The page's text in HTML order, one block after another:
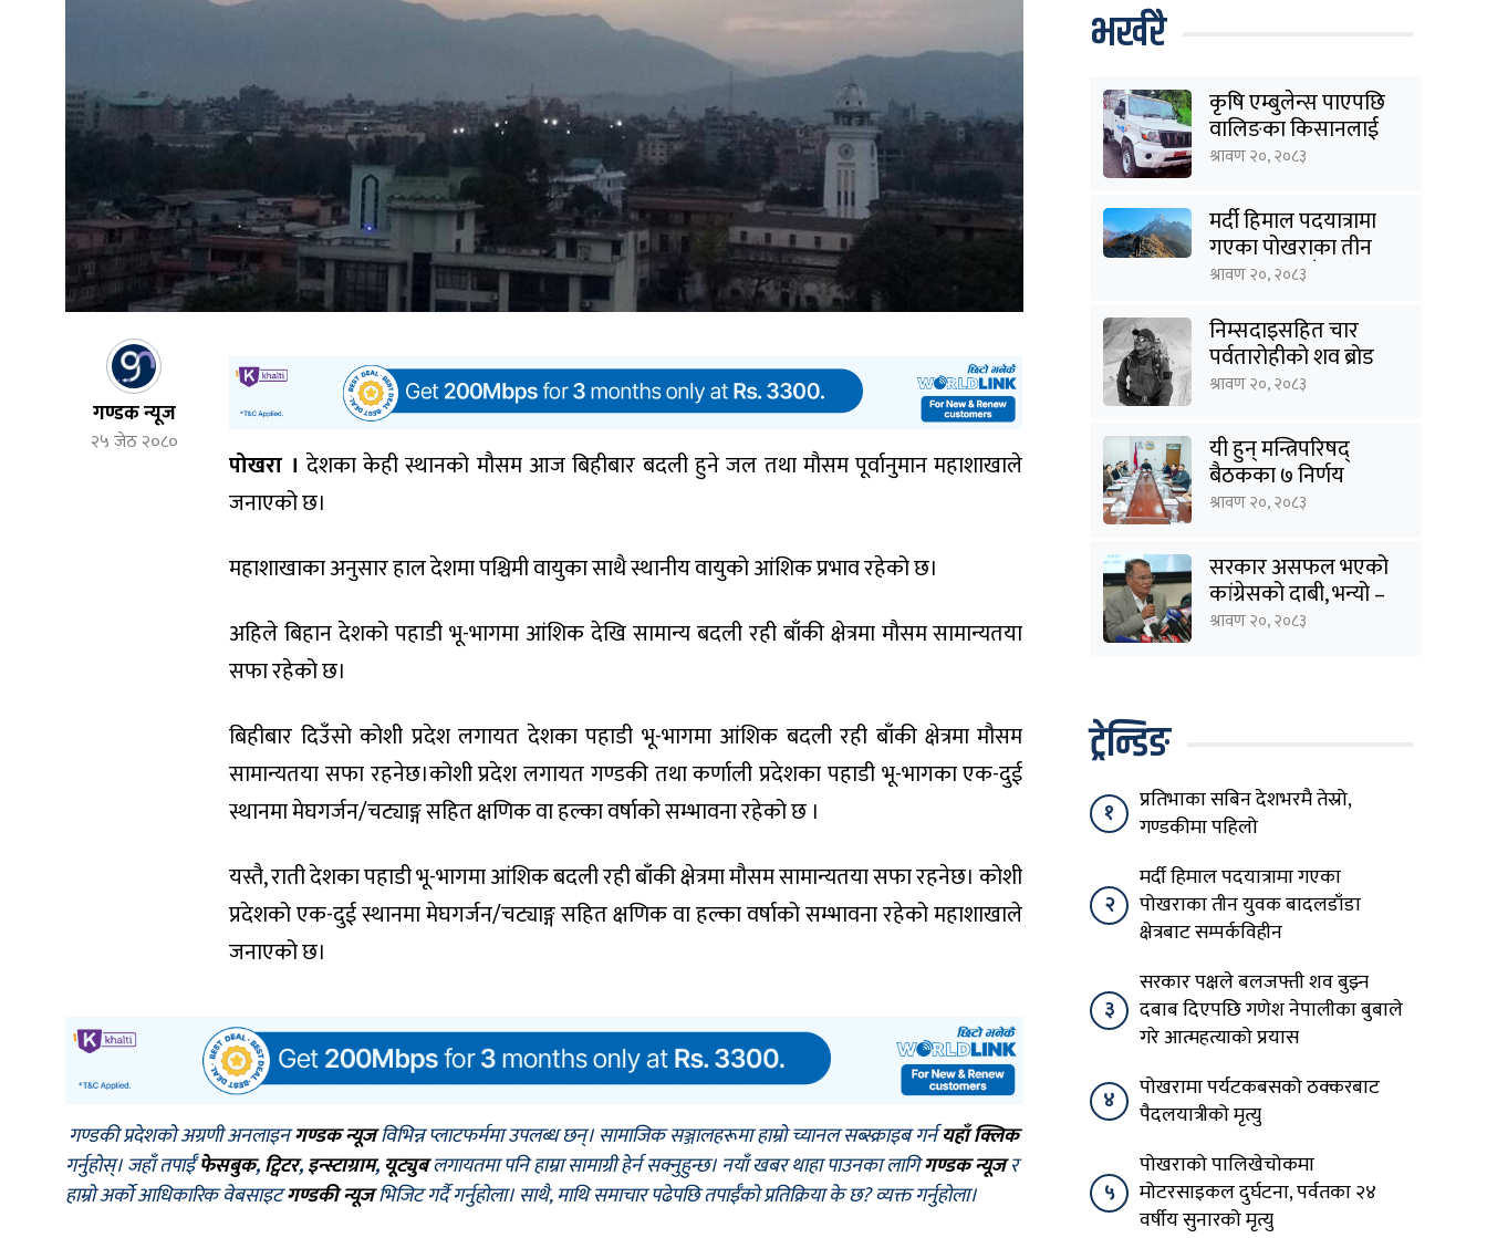
गण्डक न्यूज
२५ जेठ २०८०
पोखरा । देशका केही स्थानको मौसम आज बिहीबार बदली हुने जल तथा मौसम पूर्वानुमान महाशाखाले
जनाएको छ।
महाशाखाका अनुसार हाल देशमा पश्चिमी वायुका साथै स्थानीय वायुको आंशिक प्रभाव रहेको छ।
अहिले बिहान देशको पहाडी भू-भागमा आंशिक देखि सामान्य बदली रही बाँकी क्षेत्रमा मौसम सामान्यतया
सफा रहेको छ।
बिहीबार दिउँसो कोशी प्रदेश लगायत देशका पहाडी भू-भागमा आंशिक बदली रही बाँकी क्षेत्रमा मौसम
सामान्यतया सफा रहनेछ।कोशी प्रदेश लगायत गण्डकी तथा कर्णाली प्रदेशका पहाडी भू-भागका एक-दुई
स्थानमा मेघगर्जन/चट्याङ्ग सहित क्षणिक वा हल्का वर्षाको सम्भावना रहेको छ ।
यस्तै, राती देशका पहाडी भू-भागमा आंशिक बदली रही बाँकी क्षेत्रमा मौसम सामान्यतया सफा रहनेछ। कोशी
प्रदेशको एक-दुई स्थानमा मेघगर्जन/चट्याङ्ग सहित क्षणिक वा हल्का वर्षाको सम्भावना रहेको महाशाखाले
जनाएको छ।
गण्डकी प्रदेशको अग्रणी अनलाइनगण्डक न्यूजविभिन्न प्लाटफर्ममा उपलब्ध छन्। सामाजिक सञ्जालहरूमा हाम्रो च्यानल सब्स्क्राइब गर्नयहाँ क्लिक
गर्नुहोस्। जहाँ तपाईँफेसबुक,ट्विटर,इन्स्टाग्राम, यूट्युबलगायतमा पनि हाम्रा सामाग्री हेर्न सक्नुहुन्छ। नयाँ खबर थाहा पाउनका लागिगण्डक न्यूजर
हाम्रो अर्को आधिकारिक वेबसाइटगण्डकी न्यूजभिजिट गर्दै गर्नुहोला। साथै, माथि समाचार पढेपछि तपाईँको प्रतिक्रिया के छ? व्यक्त गर्नुहोला।
भर्खरै
कृषि एम्बुलेन्स पाएपछि
वालिङका किसानलाई
राहत
श्रावण २०, २०८३
मर्दी हिमाल पदयात्रामा
गएका पोखराका तीन
युवक बादलडाँडा क्षेत्रबाट
श्रावण २०, २०८३
निम्सदाइसहित चार
पर्वतारोहीको शव ब्रोड
पिकबाट बेस क्याम्पमा
श्रावण २०, २०८३
यी हुन् मन्त्रिपरिषद्
बैठकका ७ निर्णय
श्रावण २०, २०८३
सरकार असफल भएको
कांग्रेसको दाबी, भन्यो –
‘जनविश्वासको संकटमा
श्रावण २०, २०८३
ट्रेन्डिङ
१
प्रतिभाका सबिन देशभरमै तेस्रो,
गण्डकीमा पहिलो
२
मर्दी हिमाल पदयात्रामा गएका
पोखराका तीन युवक बादलडाँडा
क्षेत्रबाट सम्पर्कविहीन
३
सरकार पक्षले बलजफ्ती शव बुझ्न
दबाब दिएपछि गणेश नेपालीका बुबाले
गरे आत्महत्याको प्रयास
४
पोखरामा पर्यटकबसको ठक्करबाट
पैदलयात्रीको मृत्यु
५
पोखराको पालिखेचोकमा
मोटरसाइकल दुर्घटना, पर्वतका २४
वर्षीय सुनारको मृत्यु